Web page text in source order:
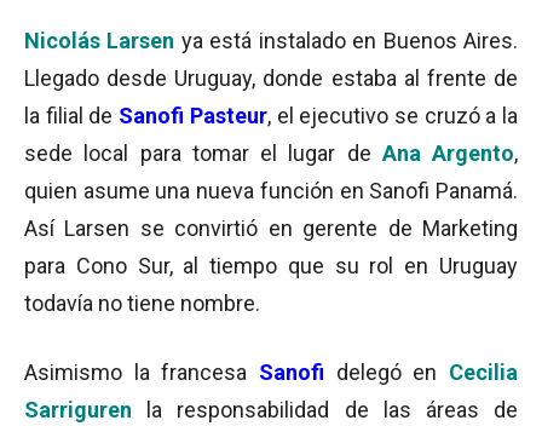
Nicolás Larsen ya está instalado en Buenos Aires.
Llegado desde Uruguay, donde estaba al frente de
la filial de Sanofi Pasteur, el ejecutivo se cruzó a la
sede local para tomar el lugar de Ana Argento,
quien asume una nueva función en Sanofi Panamá.
Así Larsen se convirtió en gerente de Marketing
para Cono Sur, al tiempo que su rol en Uruguay
todavía no tiene nombre.
Asimismo la francesa Sanofi delegó en Cecilia
Sarriguren la responsabilidad de las áreas de